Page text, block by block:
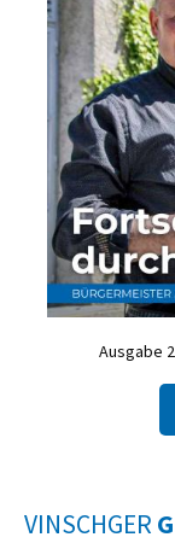
Ausgabe
VINSCHGER